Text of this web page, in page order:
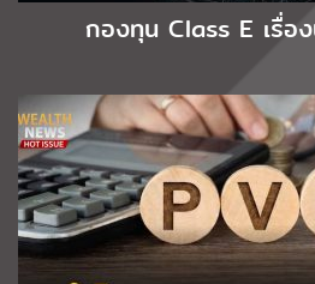
กองทุน Class E เรื่อ